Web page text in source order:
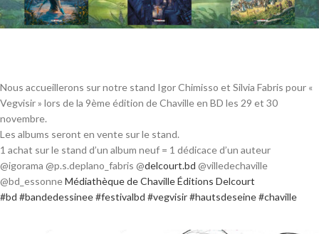
Nous accueillerons sur notre stand Igor Chimisso et Silvia Fabris pour «
Vegvisir » lors de la 9ème édition de Chaville en BD les 29 et 30
novembre.
Les albums seront en vente sur le stand.
1 achat sur le stand d’un album neuf = 1 dédicace d’un auteur
@igorama @p.s.deplano_fabris @delcourt.bd @villedechaville
@bd_essonneMédiathèque de ChavilleÉditions Delcourt
#bd #bandedessinee#festivalbd #vegvisir#hautsdeseine#chaville